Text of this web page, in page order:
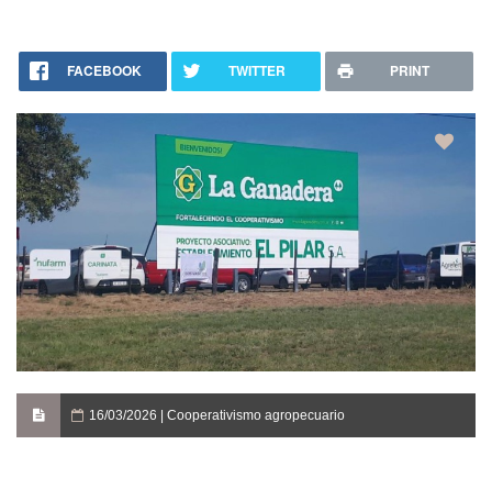
FACEBOOK TWITTER PRINT
16/03/2026 | Cooperativismo agropecuario